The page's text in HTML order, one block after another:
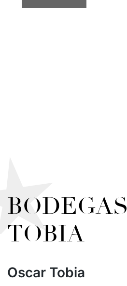
BODEGAS
TOBIA
Oscar Tobia